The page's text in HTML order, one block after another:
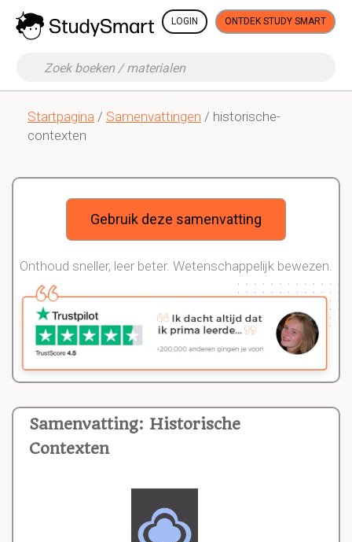
LOGIN ONTDEK STUDY SMART
Startpagina / Samenvattingen / historische-
contexten
Samenvatting: Historische
Contexten
Gebruik deze samenvatting
Onthoud sneller, leer beter. Wetenschappelijk bewezen.